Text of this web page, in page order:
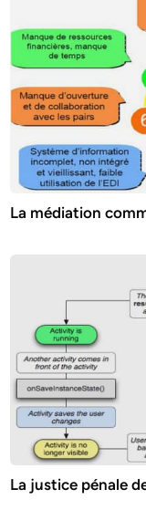
La médiation
La justice pénale